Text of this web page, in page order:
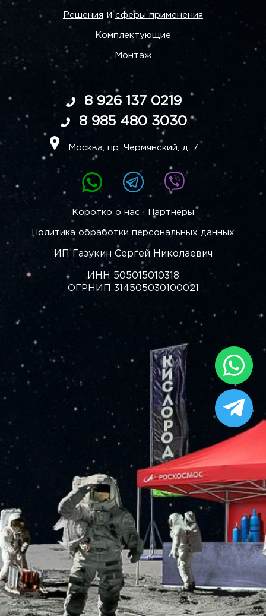
Решения исферы применения
Комплектующие
Монтаж
8 926 137 0219
8 985 480 3030
Москва, пр. Чермянский, д. 7
Коротко о нас · Партнеры
Политика обработки персональных данных
ИП Газукин Сергей Николаевич
ИНН 505015010318
ОГРНИП 314505030100021